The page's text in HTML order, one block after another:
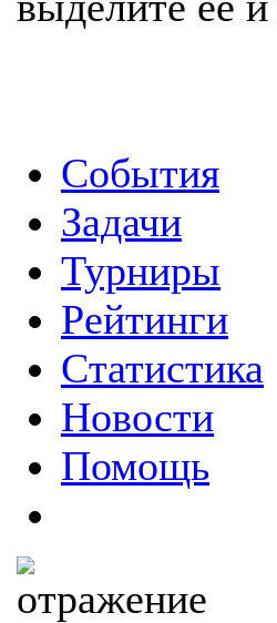
События
Задачи
Турниры
Рейтинги
Статистика
Новости
Помощь